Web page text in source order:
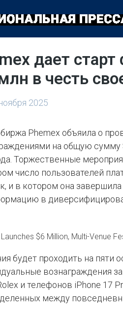
ЭКОНОМИКА
дает
в честь
2025
Phemex объяила о
на общую сумму
Торжественные
число пользователей
и в котором она
в
$6 Million, Multi-Venue
будет проходить на пяти
вознаграждения
и телефонов iPhone 17
между